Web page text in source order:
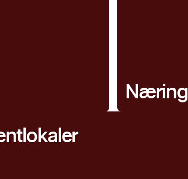
Næring